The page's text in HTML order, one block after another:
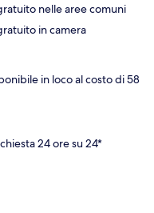
nelle aree comuni
in camera
in loco al costo di 58
24 ore su 24*